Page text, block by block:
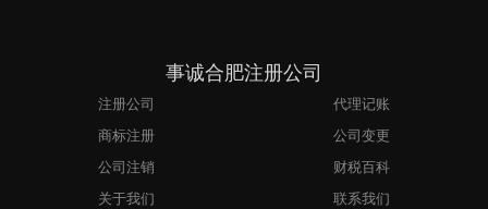
事诚合肥注册公司
注册公司
代理记账
商标注册
公司变更
公司注销
财税百科
关于我们
联系我们